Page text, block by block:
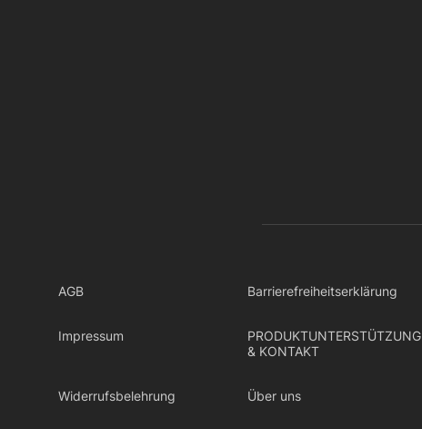
AGB Barrierefreiheitserklärung
Impressum
PRODUKTUNTERSTÜTZUNG
& KONTAKT
Widerrufsbelehrung Über uns